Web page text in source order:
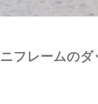
フレームの